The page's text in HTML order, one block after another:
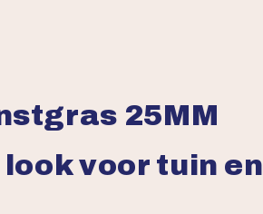
25MM
voor tuin en